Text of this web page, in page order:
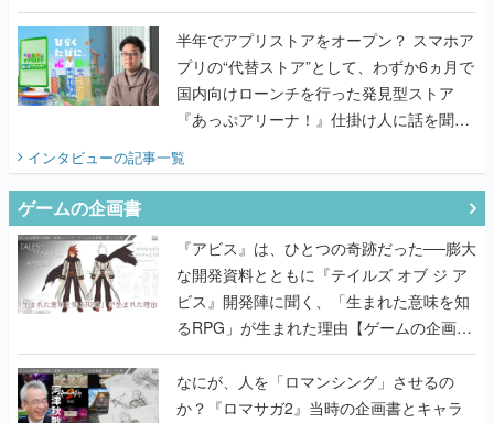
うこだわりをプロデューサーに聞いた
半年でアプリストアをオープン？ スマホア
プリの“代替ストア”として、わずか6ヵ月で
国内向けローンチを行った発見型ストア
『あっぷアリーナ！』仕掛け人に話を聞い
てみた
インタビューの記事一覧
ゲームの企画書
『アビス』は、ひとつの奇跡だった──膨大
な開発資料とともに『テイルズ オブ ジ ア
ビス』開発陣に聞く、「生まれた意味を知
るRPG」が生まれた理由【ゲームの企画
書】
なにが、人を「ロマンシング」させるの
か？『ロマサガ2』当時の企画書とキャラ